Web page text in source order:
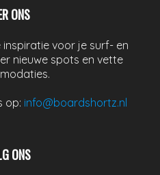
ONS
voor je surf- en
nieuwe spots en vette
op: info@boardshortz.nl
ONS